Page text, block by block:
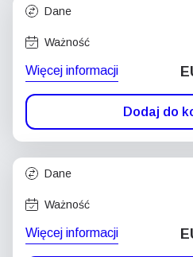
Dane
Ważność
Więcej informacji
Dodaj do
Dane
Ważność
Więcej informacji